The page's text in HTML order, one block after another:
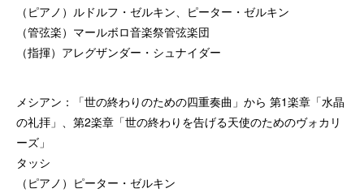
（ピアノ）ルドルフ・ゼルキン、ピーター・ゼルキン
（管弦楽）マールボロ音楽祭管弦楽団
（指揮）アレグザンダー・シュナイダー
メシアン：「世の終わりのための四重奏曲」から 第1楽章「水晶
の礼拝」、第2楽章「世の終わりを告げる天使のためのヴォカリ
ーズ」
タッシ
（ピアノ）ピーター・ゼルキン